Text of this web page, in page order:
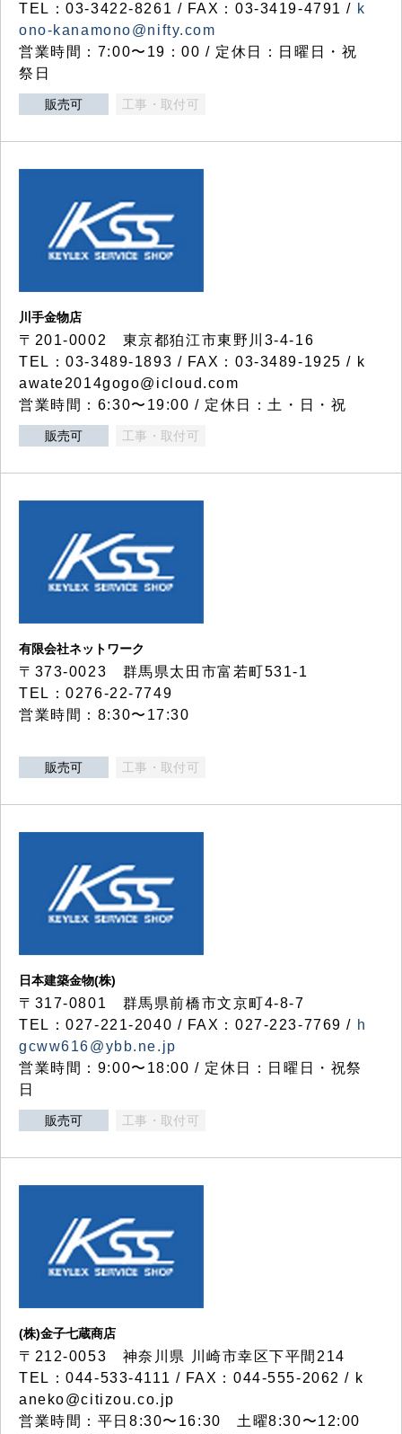
TEL：03-3422-8261 / FAX：03-3419-4791 / k
ono-kanamono@nifty.com
営業時間：7:00〜19：00 / 定休日：日曜日・祝
祭日
販売可 工事・取付可
川手金物店
〒201-0002 東京都狛江市東野川3-4-16
TEL：03-3489-1893 / FAX：03-3489-1925 / k
awate2014gogo@icloud.com
営業時間：6:30〜19:00 / 定休日：土・日・祝
販売可 工事・取付可
有限会社ネットワーク
〒373-0023 群馬県太田市富若町531-1
TEL：0276-22-7749
営業時間：8:30〜17:30
販売可 工事・取付可
日本建築金物(株)
〒317‐0801 群馬県前橋市文京町4-8-7
TEL：027-221-2040 / FAX：027-223-7769 / h
gcww616@ybb.ne.jp
営業時間：9:00〜18:00 / 定休日：日曜日・祝祭
日
販売可 工事・取付可
(株)金子七蔵商店
〒212-0053 神奈川県 川崎市幸区下平間214
TEL：044-533-4111 / FAX：044-555-2062 / k
aneko@citizou.co.jp
営業時間：平日8:30〜16:30 土曜8:30〜12:00